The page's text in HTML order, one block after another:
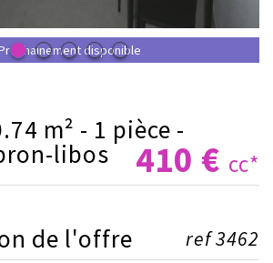
disponible
libos 410 € cc*
de l'offre ref 3462